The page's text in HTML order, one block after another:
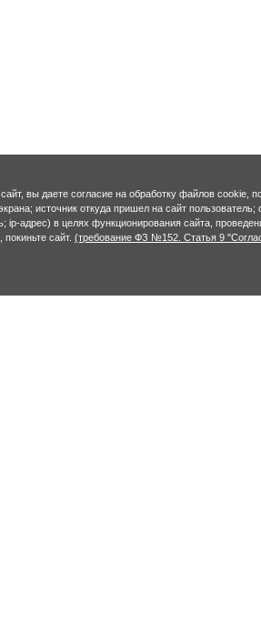
вы даете согласие на обработку файлов cookie,
источник откуда пришел на сайт
ip-адрес) в целях функционирования сайта,
сайт. (требование ФЗ №152. Статья 9